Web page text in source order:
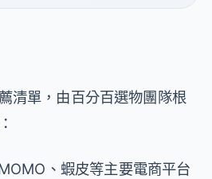
清單，由百分百選物團隊根
、蝦皮等主要電商平台